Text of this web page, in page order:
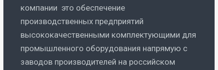
компании это обеспечение
производственных предприятий
высококачественными комплектующими для
промышленного оборудования напрямую с
заводов производителей на российском